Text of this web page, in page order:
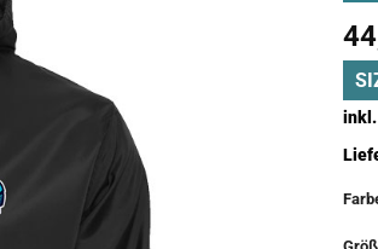
inkl.